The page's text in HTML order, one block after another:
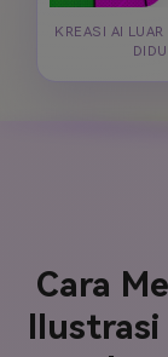
KREASI AI
Cara